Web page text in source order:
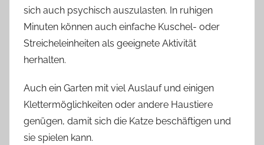
sich auch psychisch auszulasten. In ruhigen
Minuten können auch einfache Kuschel- oder
Streicheleinheiten als geeignete Aktivität
herhalten.
Auch ein Garten mit viel Auslauf und einigen
Klettermöglichkeiten oder andere Haustiere
genügen, damit sich die Katze beschäftigen und
sie spielen kann.